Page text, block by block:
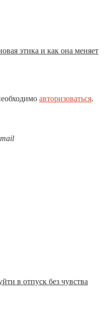
этика и как она меняет
авторизоваться.
в отпуск без чувства